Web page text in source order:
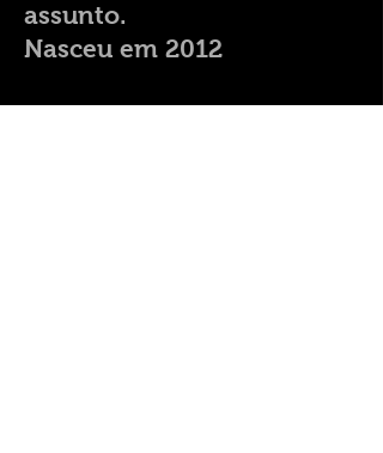
assunto.
Nasceu em 2012